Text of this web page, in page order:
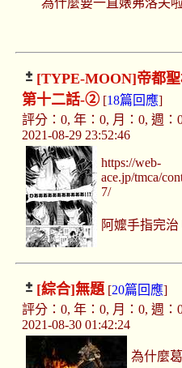
為什麼要一直婊弗洛夫
[TYPE-MOON]帝都
第十二話-②[18篇回應]
評分：0, 年：0, 月：0, 週：
2021-08-29 23:52:46
https://web-
ace.jp/tmca/
7/
阿嬤手指完治
[綜合]無題[20篇回應]
評分：0, 年：0, 月：0, 週：
2021-08-30 01:42:24
為什麼